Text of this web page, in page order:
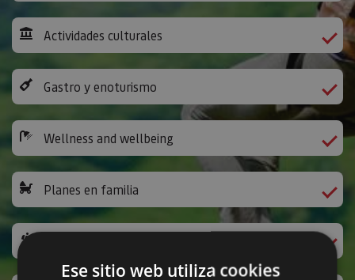
Actividades culturales
Gastro y enoturismo
Wellness and wellbeing
Planes en familia
Ese sitio web utiliza cookies